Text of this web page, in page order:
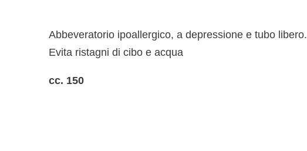
Abbeveratorio ipoallergico, a depressione e tubo libero.
Evita ristagni di cibo e acqua
cc. 150